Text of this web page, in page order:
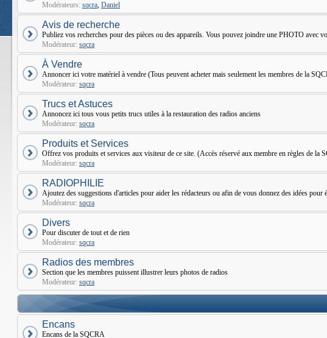
Modérateurs: sqcra, Daniel
Avis de recherche
Publiez vos recherches pour des pièces ou des appareils. Vous pouvez joindre une PHOTO avec
Modérateur: sqcra
À Vendre
Annoncer ici votre matériel à vendre (Tous peuvent acheter mais seulement les membres de la
Modérateur: sqcra
Trucs et Astuces
Annoncez ici tous vous petits trucs utiles à la restauration des radios anciens
Modérateur: sqcra
Produits et Services
Offrez vos produits et services aux visiteur de ce site. (Accès réservé aux membre en règles de la
Modérateur: sqcra
RADIOPHILIE
Ajoutez des suggestions d'articles pour aider les rédacteurs ou afin de vous donnez des idées pour
Modérateur: sqcra
Divers
Pour discuter de tout et de rien
Modérateur: sqcra
Radios des membres
Section que les membres puissent illustrer leurs photos de radios
Modérateur: sqcra
Encans
Encans de la SQCRA